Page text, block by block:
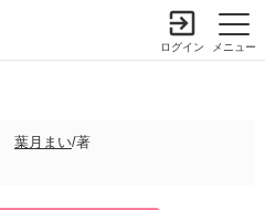
メニュー
ログイン
葉月まい/著